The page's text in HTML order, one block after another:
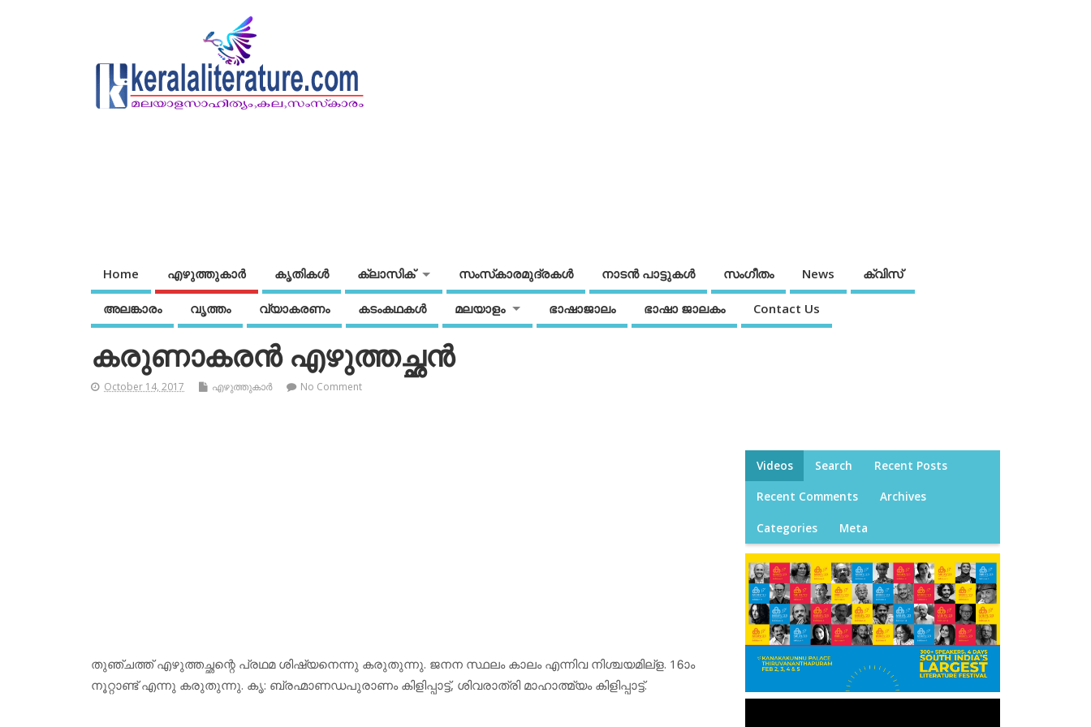
Home എഴുത്തുകാര്‍ കൃതികൾ ക്ലാസിക് സംസ്‌കാരമുദ്രകള്‍ നാടന്‍ പാട്ടുകള്‍ സംഗീതം News ക്വിസ്
അലങ്കാരം വൃത്തം വ്യാകരണം കടംകഥകള്‍ മലയാളം ഭാഷാജാലം ഭാഷാ ജാലകം Contact Us
കരുണാകരന്‍ എഴുത്തച്ഛന്‍
October 14, 2017 എഴുത്തുകാര്‍ No Comment
തുഞ്ചത്ത് എഴുത്തച്ഛന്റെ പ്രഥമ ശിഷ്യനെന്നു കരുതുന്നു. ജനന സ്ഥലം കാലം എന്നിവ നിശ്ചയമില്‌ള. 16ാം
നൂറ്റാണ്ട് എന്നു കരുതുന്നു. കൃ: ബ്രഹ്മാണഡപുരാണം കിളിപ്പാട്ട്, ശിവരാത്രി മാഹാത്മ്യം കിളിപ്പാട്ട്.
Videos Search Recent Posts
Recent Comments Archives
Categories Meta